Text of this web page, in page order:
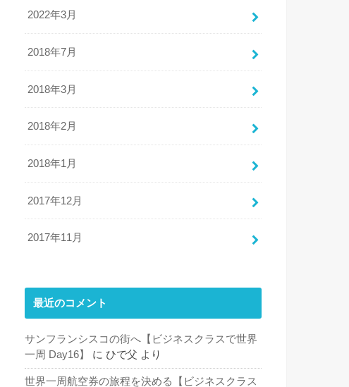
2022年3月
2018年7月
2018年3月
2018年2月
2018年1月
2017年12月
2017年11月
最近のコメント
サンフランシスコの街へ【ビジネスクラスで世界
一周 Day16】
に ひで父 より
世界一周航空券の旅程を決める【ビジネスクラス